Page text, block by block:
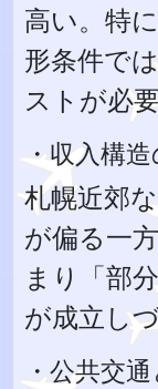
高い。特
形条件で
ストが必要
・収入構
札幌近郊
が偏る一
まり「部
が成立しづ
・公共交